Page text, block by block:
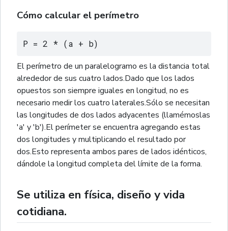
Cómo calcular el perímetro
P = 2 * (a + b)
El perímetro de un paralelogramo es la distancia total
alrededor de sus cuatro lados.Dado que los lados
opuestos son siempre iguales en longitud, no es
necesario medir los cuatro laterales.Sólo se necesitan
las longitudes de dos lados adyacentes (llamémoslas
'a' y 'b').El perímeter se encuentra agregando estas
dos longitudes y multiplicando el resultado por
dos.Esto representa ambos pares de lados idénticos,
dándole la longitud completa del límite de la forma.
Se utiliza en física, diseño y vida
cotidiana.